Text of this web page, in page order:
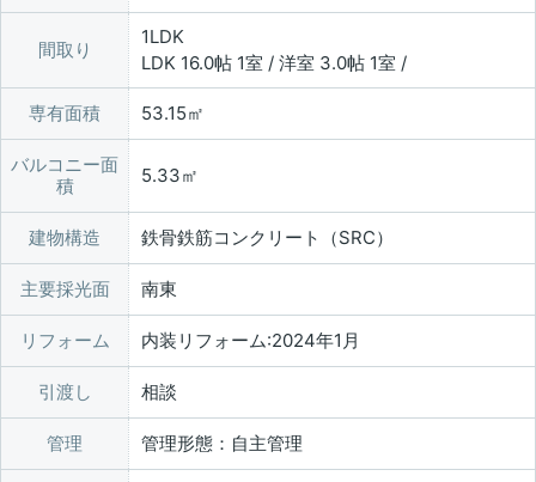
間取り
1LDK
LDK 16.0帖 1室 / 洋室 3.0帖 1室 /
専有面積 53.15㎡
バルコニー面
積
5.33㎡
建物構造 鉄骨鉄筋コンクリート（SRC）
主要採光面 南東
リフォーム 内装リフォーム:2024年1月
引渡し 相談
管理 管理形態：自主管理